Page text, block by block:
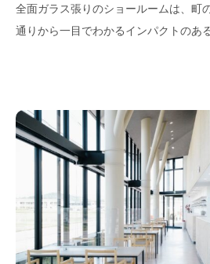
全面ガラス張りのショールームは、町
通りから一目でわかるインパクトのある